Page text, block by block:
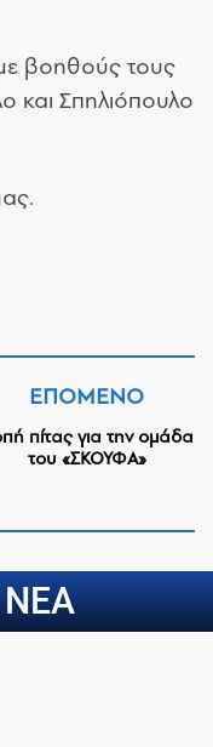
βοηθούς τους
και Σπηλιόπουλο
ΕΠΌΜΕΝΟ
πίτας για την ομάδα
του «ΣΚΟΥΦΑ»
ΝΕΑ